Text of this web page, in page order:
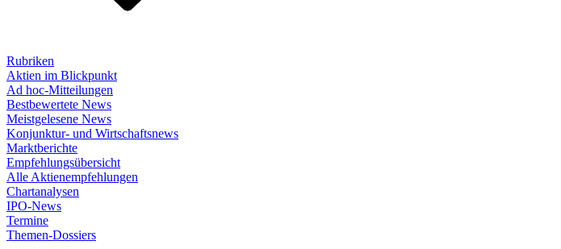
Rubriken
Aktien im Blickpunkt
Ad hoc-Mitteilungen
Bestbewertete News
Meistgelesene News
Konjunktur- und Wirtschaftsnews
Marktberichte
Empfehlungsübersicht
Alle Aktienempfehlungen
Chartanalysen
IPO-News
Termine
Themen-Dossiers